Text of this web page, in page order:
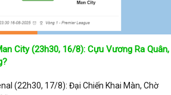
City (23h30, 16/8): Cựu Vương Ra Quân,
(22h30, 17/8): Đại Chiến Khai Màn, Chờ